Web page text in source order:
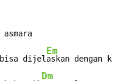
asmara
dijel
Em
askan dengan kat
Dm